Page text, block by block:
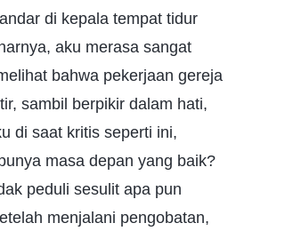
di kepala tempat tidur
aku merasa sangat
bahwa pekerjaan gereja
sambil berpikir dalam hati,
di saat kritis seperti ini,
masa depan yang baik?
peduli sesulit apa pun
menjalani pengobatan,